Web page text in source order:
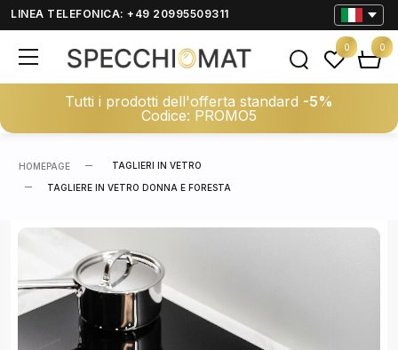
LINEA TELEFONICA: +49 20995509311
Tutti i prodotti dell'offerta standard -5%
Codice: PROMO5
0 0
HOMEPAGE TAGLIERI IN VETRO
TAGLIERE IN VETRO DONNA E FORESTA